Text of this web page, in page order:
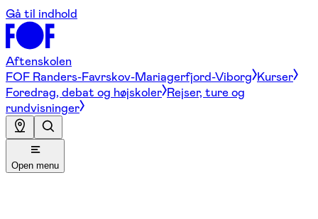
Gå til indhold
Aftenskolen
FOF Randers-Favrskov-Mariagerfjord-Viborg Kurser
Foredrag, debat og højskoler Rejser, ture og
rundvisninger
Open menu